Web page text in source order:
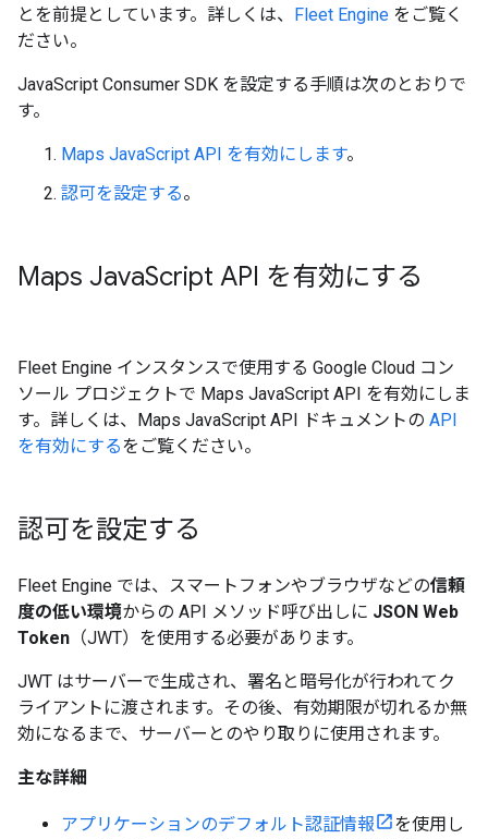
とを前提としています。詳しくは、 Fleet Engine をご覧く
ださい。
JavaScript Consumer SDK を設定する手順は次のとおりで
す。
Maps JavaScript API を有効にします。
認可を設定する。
Maps JavaScript API を有効にする
Fleet Engine インスタンスで使用する Google Cloud コン
ソール プロジェクトで Maps JavaScript API を有効にしま
す。詳しくは、Maps JavaScript API ドキュメントの API
を有効にするをご覧ください。
認可を設定する
Fleet Engine では、スマートフォンやブラウザなどの信頼
度の低い環境からの API メソッド呼び出しに JSON Web
Token （JWT）を使用する必要があります。
JWT はサーバーで生成され、署名と暗号化が行われてク
ライアントに渡されます。その後、有効期限が切れるか無
効になるまで、サーバーとのやり取りに使用されます。
主な詳細
アプリケーションのデフォルト認証情報
を使用し